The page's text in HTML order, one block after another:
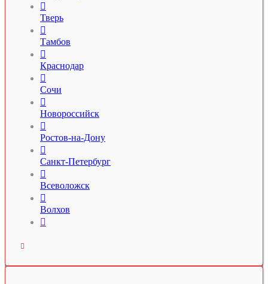

Тверь

Тамбов

Краснодар

Сочи

Новороссийск

Ростов-на-Дону

Санкт-Петербург

Всеволожск

Волхов

